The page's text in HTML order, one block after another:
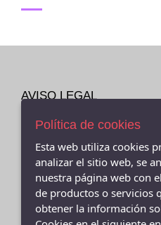
AVISO LEGAL
ENVÍOS Y
POLÍTICA DE
Política de cookies
Esta web utiliza cookies
analizar el sitio web, se
nuestra página web con
de productos o servicios
obtener la información